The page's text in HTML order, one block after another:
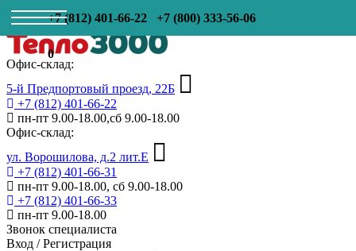
+7 (812) 401-66-22 +7 (800) 333-56-06
0
Офис-склад:
5-й Предпортовый проезд, 22Б
+7 (812) 401-66-22
пн-пт 9.00-18.00,сб 9.00-18.00
Офис-склад:
ул. Ворошилова, д.2 лит.Е
+7 (812) 401-66-31
пн-пт 9.00-18.00, сб 9.00-18.00
+7 (812) 401-66-33
пн-пт 9.00-18.00
Звонок специалиста
Вход /Регистрация